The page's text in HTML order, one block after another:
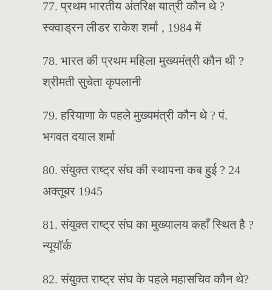
77. प्रथम भारतीय अंतरिक्ष यात्री कौन थे ?
स्क्वाड्रन लीडर राकेश शर्मा , 1984 में
78. भारत की प्रथम महिला मुख्यमंत्री कौन थी ?
श्रीमती सुचेता कृपलानी
79. हरियाणा के पहले मुख्यमंत्री कौन थे ? पं.
भगवत दयाल शर्मा
80. संयुक्त राष्ट्र संघ की स्थापना कब हुई ? 24
अक्तूबर 1945
81. संयुक्त राष्ट्र संघ का मुख्यालय कहाँ स्थित है ?
न्यूयॉर्क
82. संयुक्त राष्ट्र संघ के पहले महासचिव कौन थे?